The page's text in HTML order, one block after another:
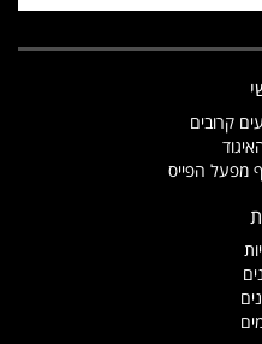
קרובים
מפעל הפייס